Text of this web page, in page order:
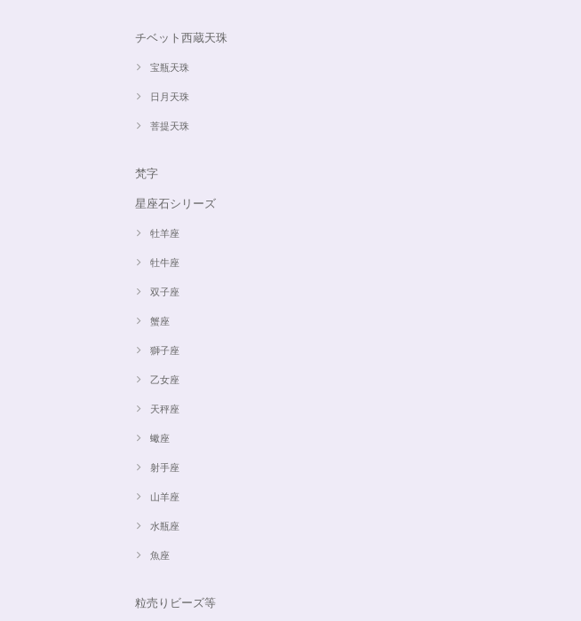
チベット西蔵天珠
宝瓶天珠
日月天珠
菩提天珠
梵字
星座石シリーズ
牡羊座
牡牛座
双子座
蟹座
獅子座
乙女座
天秤座
蠍座
射手座
山羊座
水瓶座
魚座
粒売りビーズ等